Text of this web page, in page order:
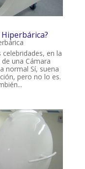
en la
una Cámara
normal Sí, suena
pero no lo es.